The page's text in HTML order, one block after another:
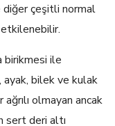
diğer çeşitli normal
birikmesi ile
bilek ve kulak
olmayan ancak
sert deri altı